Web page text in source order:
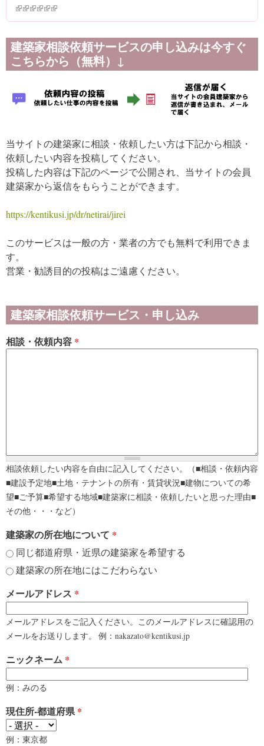
(link is external)
(link is external)
(link is external)
(link is external)
(link is external)
(link is external)
建築家相談依頼サービスの申し込みは今すぐ
こちらから（無料）↓
当サイトの建築家に相談・依頼したい方は下記から相談・
依頼したい内容を投稿してください。
投稿した内容は下記のページで公開され、当サイトの会員
建築家から返信をもらうことができます。
https://kentikusi.jp/dr/netirai/jirei
このサービスは一般の方・業者の方でも無料で利用できま
す。
営業・勧誘目的の投稿はご遠慮ください。
建築家相談依頼サービス・申し込み
相談・依頼内容 *
相談依頼したい内容を自由に記入してください。（■相談・依頼内容
■建設予定地■土地・テナントの所有・賃貸状況■建物についての希
望■ご予算■希望する地域■建築家に相談・依頼したいと思った理由■
その他・・・など）
建築家の所在地について *
同じ都道府県・近県の建築家を希望する
建築家の所在地にはこだわらない
メールアドレス *
メールアドレスをご記入ください。このメールアドレスに確認用の
メールをお送りします。 例：nakazato@kentikusi.jp
ニックネーム *
例：みのる
現住所-都道府県*
例：東京都